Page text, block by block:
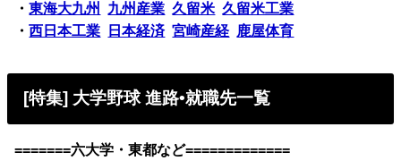
・東海大九州 九州産業 久留米 久留米工業
・西日本工業 日本経済 宮崎産経 鹿屋体育
[特集] 大学野球 進路•就職先一覧
=======六大学・東都など=============